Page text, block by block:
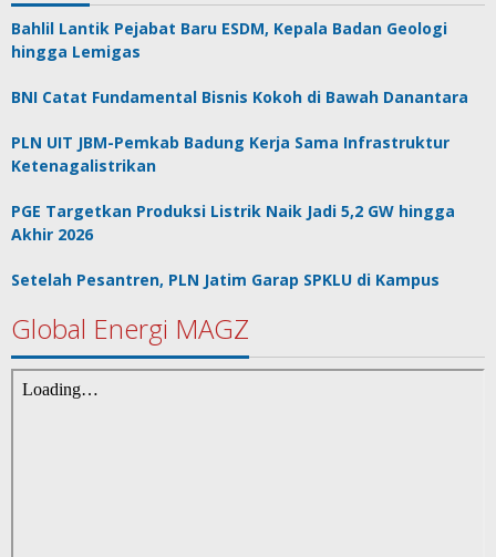
Bahlil Lantik Pejabat Baru ESDM, Kepala Badan Geologi
hingga Lemigas
BNI Catat Fundamental Bisnis Kokoh di Bawah Danantara
PLN UIT JBM-Pemkab Badung Kerja Sama Infrastruktur
Ketenagalistrikan
PGE Targetkan Produksi Listrik Naik Jadi 5,2 GW hingga
Akhir 2026
Setelah Pesantren, PLN Jatim Garap SPKLU di Kampus
Global Energi MAGZ